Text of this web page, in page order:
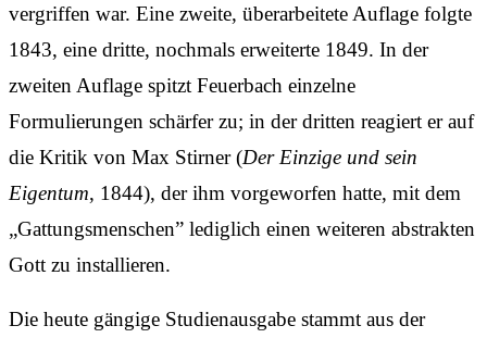
vergriffen war. Eine zweite, überarbeitete Auflage folgte
1843, eine dritte, nochmals erweiterte 1849. In der
zweiten Auflage spitzt Feuerbach einzelne
Formulierungen schärfer zu; in der dritten reagiert er auf
die Kritik von Max Stirner (Der Einzige und sein
Eigentum, 1844), der ihm vorgeworfen hatte, mit dem
„Gattungsmenschen” lediglich einen weiteren abstrakten
Gott zu installieren.
Die heute gängige Studienausgabe stammt aus der